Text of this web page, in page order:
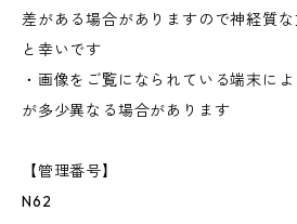
差がある場合がありますので神経質
と幸いです
・画像をご覧になられている端末に
が多少異なる場合があります
【管理番号】
N62